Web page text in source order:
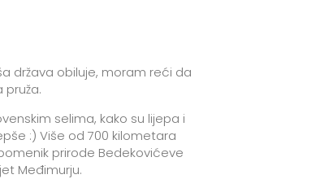
država obiluje, moram reći da
selima, kako su lijepa i
:) Više od 700 kilometara
prirode Bedekovićeve
Međimurju.